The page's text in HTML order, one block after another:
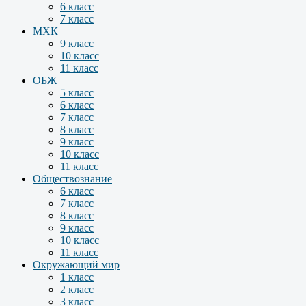
6 класс
7 класс
МХК
9 класс
10 класс
11 класс
ОБЖ
5 класс
6 класс
7 класс
8 класс
9 класс
10 класс
11 класс
Обществознание
6 класс
7 класс
8 класс
9 класс
10 класс
11 класс
Окружающий мир
1 класс
2 класс
3 класс